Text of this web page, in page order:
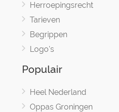
Herroepingsrecht
Tarieven
Begrippen
Logo's
Populair
Heel Nederland
Oppas Groningen